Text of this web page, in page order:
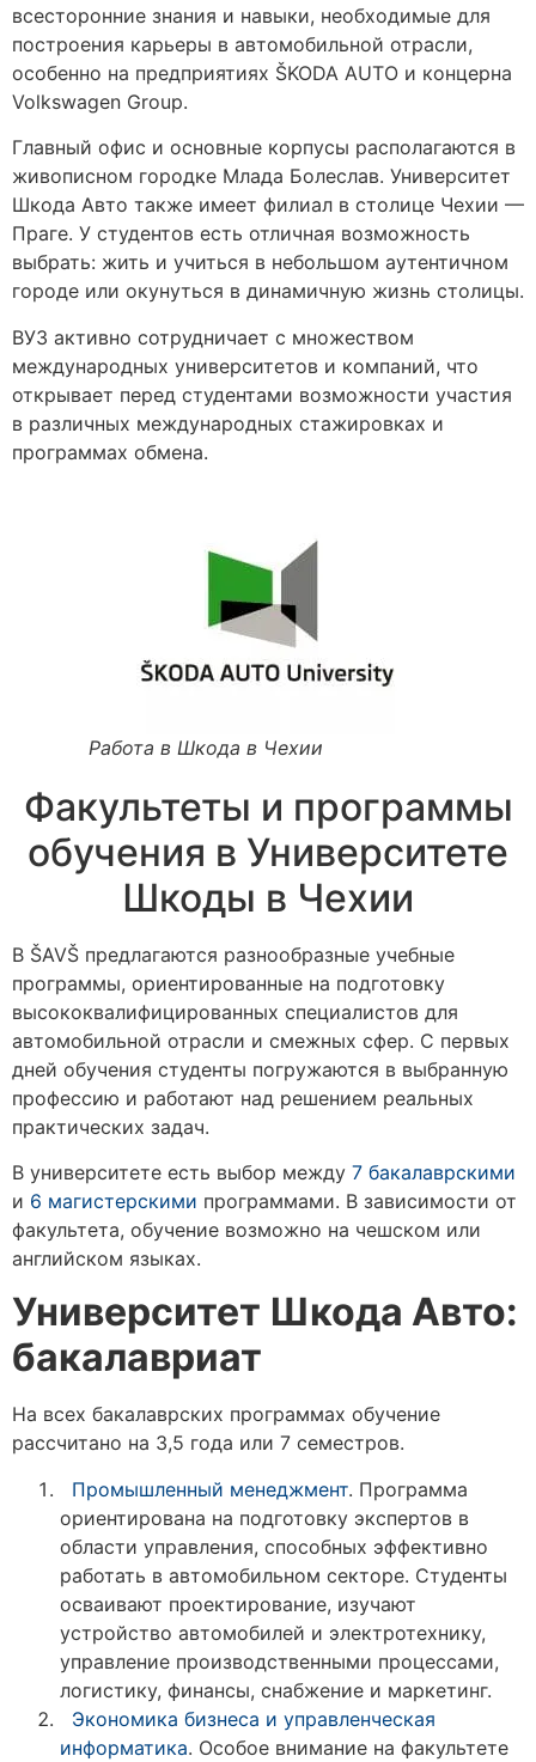
всесторонние знания и навыки, необходимые для
построения карьеры в автомобильной отрасли,
особенно на предприятиях ŠKODA AUTO и концерна
Volkswagen Group.
Главный офис и основные корпусы располагаются в
живописном городке Млада Болеслав. Университет
Шкода Авто также имеет филиал в столице Чехии —
Праге. У студентов есть отличная возможность
выбрать: жить и учиться в небольшом аутентичном
городе или окунуться в динамичную жизнь столицы.
ВУЗ активно сотрудничает с множеством
международных университетов и компаний, что
открывает перед студентами возможности участия
в различных международных стажировках и
программах обмена.
Работа в Шкода в Чехии
Факультеты и программы
обучения в Университете
Шкоды в Чехии
В ŠAVŠ предлагаются разнообразные учебные
программы, ориентированные на подготовку
высококвалифицированных специалистов для
автомобильной отрасли и смежных сфер. С первых
дней обучения студенты погружаются в выбранную
профессию и работают над решением реальных
практических задач.
В университете есть выбор между 7 бакалаврскими
и 6 магистерскими программами. В зависимости от
факультета, обучение возможно на чешском или
английском языках.
Университет Шкода Авто:
бакалавриат
На всех бакалаврских программах обучение
рассчитано на 3,5 года или 7 семестров.
Промышленный менеджмент. Программа
ориентирована на подготовку экспертов в
области управления, способных эффективно
работать в автомобильном секторе. Студенты
осваивают проектирование, изучают
устройство автомобилей и электротехнику,
управление производственными процессами,
логистику, финансы, снабжение и маркетинг.
Экономика бизнеса и управленческая
информатика. Особое внимание на факультете